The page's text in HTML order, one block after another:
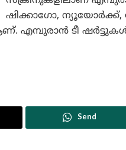
ഷിക്കാഗോ, ന്യൂയോർക്ക്,
ടീ ഷർട്ടുകൾ
Send